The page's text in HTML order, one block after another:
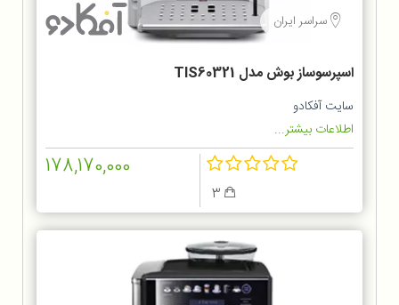
سراسر ایران
اسپرسوساز بوش مدل TIS60321
سایت آفکادو
اطلاعات بیشتر...
178,170,000